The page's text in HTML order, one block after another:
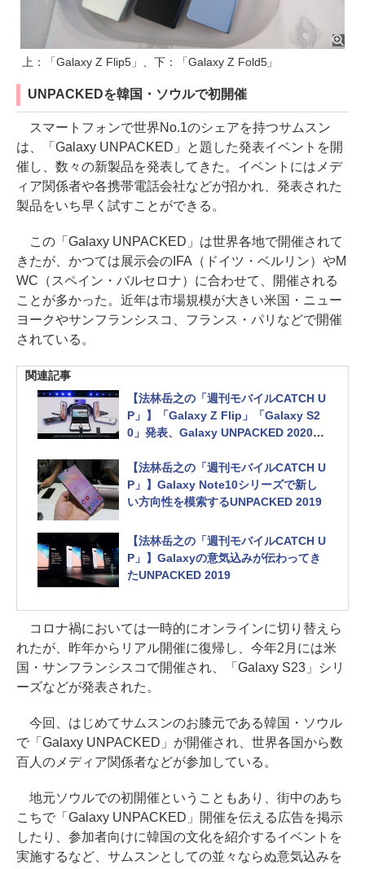
上：「Galaxy Z Flip5」、下：「Galaxy Z Fold5」
UNPACKEDを韓国・ソウルで初開催
スマートフォンで世界No.1のシェアを持つサムスン
は、「Galaxy UNPACKED」と題した発表イベントを開
催し、数々の新製品を発表してきた。イベントにはメデ
ィア関係者や各携帯電話会社などが招かれ、発表された
製品をいち早く試すことができる。
この「Galaxy UNPACKED」は世界各地で開催されて
きたが、かつては展示会のIFA（ドイツ・ベルリン）やM
WC（スペイン・バルセロナ）に合わせて、開催される
ことが多かった。近年は市場規模が大きい米国・ニュー
ヨークやサンフランシスコ、フランス・パリなどで開催
されている。
関連記事
【法林岳之の「週刊モバイルCATCH U
P」】「Galaxy Z Flip」「Galaxy S2
0」発表、Galaxy UNPACKED 2020で
【法林岳之の「週刊モバイルCATCH U
P」】Galaxy Note10シリーズで新し
い方向性を模索するUNPACKED 2019
【法林岳之の「週刊モバイルCATCH U
P」】Galaxyの意気込みが伝わってき
たUNPACKED 2019
コロナ禍においては一時的にオンラインに切り替えら
れたが、昨年からリアル開催に復帰し、今年2月には米
国・サンフランシスコで開催され、「Galaxy S23」シリ
ーズなどが発表された。
今回、はじめてサムスンのお膝元である韓国・ソウル
で「Galaxy UNPACKED」が開催され、世界各国から数
百人のメディア関係者などが参加している。
地元ソウルでの初開催ということもあり、街中のあち
こちで「Galaxy UNPACKED」開催を伝える広告を掲示
したり、参加者向けに韓国の文化を紹介するイベントを
実施するなど、サムスンとしての並々ならぬ意気込みを